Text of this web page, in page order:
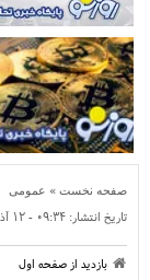
صفحه نخست » عمومی
تاریخ انتشار: ۰۹:۳۴ - ۱۲ آذر ۱۳۹۸
بازدید از صفحه اول